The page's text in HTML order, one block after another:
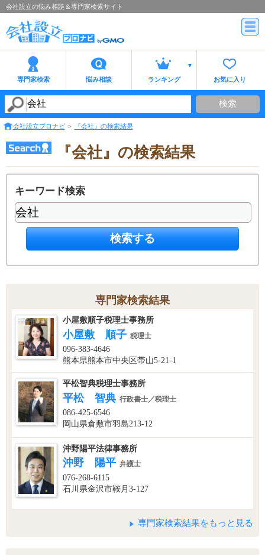
会社設立の悩み相談＆専門家検索サイト
専門家検索 悩み相談 ランキング お気に入り
検索
会社設立プロナビ 『会社』の検索結果
『会社』の検索結果
キーワード検索
検索する
専門家検索結果
小屋敷順子税理士事務所
小屋敷 順子 税理士
096-383-4646
熊本県熊本市中央区帯山5-21-1
平松智典税理士事務所
平松 智典 行政書士／税理士
086-425-6546
岡山県倉敷市羽島213-12
沖野陽平法律事務所
沖野 陽平 弁護士
076-268-6115
石川県金沢市鞍月3-127
専門家検索結果をもっと見る